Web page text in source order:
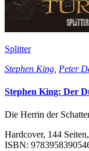
Splitter
Stephen King Peter
Stephen King: Der
Die Herrin der
Hardcover, 144
ISBN: